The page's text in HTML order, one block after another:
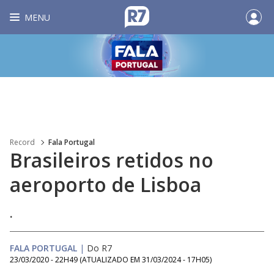
MENU
Record Fala Portugal
Brasileiros retidos no
aeroporto de Lisboa
.
FALA PORTUGAL | Do R7
23/03/2020 - 22H49 (ATUALIZADO EM 31/03/2024 - 17H05)